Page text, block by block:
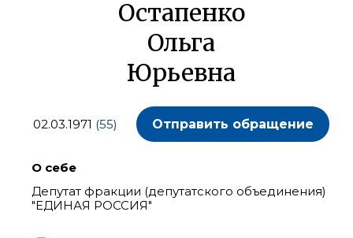
Остапенко
Ольга
Юрьевна
02.03.1971 (55) Отправить обращение
О себе
Депутат фракции (депутатского объединения)
"ЕДИНАЯ РОССИЯ"